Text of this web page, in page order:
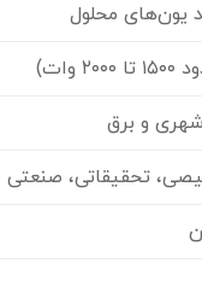
یون‌های محلول
و برق
تحقیقاتی، صنعتی